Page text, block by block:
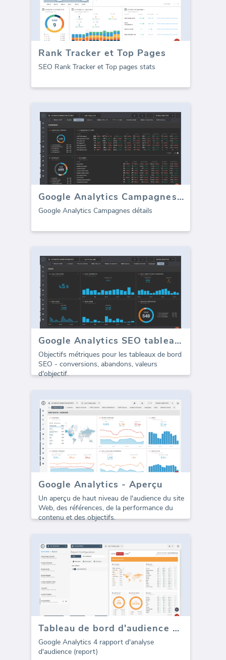
Rank Tracker et Top Pages
SEO Rank Tracker et Top pages stats
Google Analytics Campagnes détails
Google Analytics Campagnes détails
Google Analytics SEO tableau de bord - Objectifs
Objectifs métriques pour les tableaux de bord
SEO - conversions, abandons, valeurs
d'objectif.
Google Analytics - Aperçu
Un aperçu de haut niveau de l'audience du site
Web, des références, de la performance du
contenu et des objectifs.
Tableau de bord d'audience GA4 (Rapport)
Google Analytics 4 rapport d'analyse
d'audience (report)